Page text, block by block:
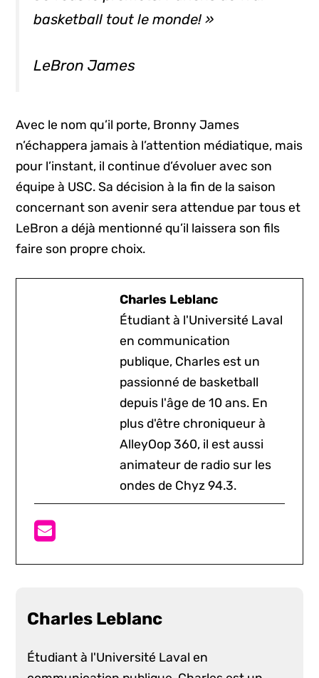
basketball tout le monde! »
LeBron James
Avec le nom qu’il porte, Bronny James
n’échappera jamais à l’attention médiatique, mais
pour l’instant, il continue d’évoluer avec son
équipe à USC. Sa décision à la fin de la saison
concernant son avenir sera attendue par tous et
LeBron a déjà mentionné qu’il laissera son fils
faire son propre choix.
Charles Leblanc
Étudiant à l'Université Laval
en communication
publique, Charles est un
passionné de basketball
depuis l'âge de 10 ans. En
plus d'être chroniqueur à
AlleyOop 360, il est aussi
animateur de radio sur les
ondes de Chyz 94.3.
Charles Leblanc
Étudiant à l'Université Laval en